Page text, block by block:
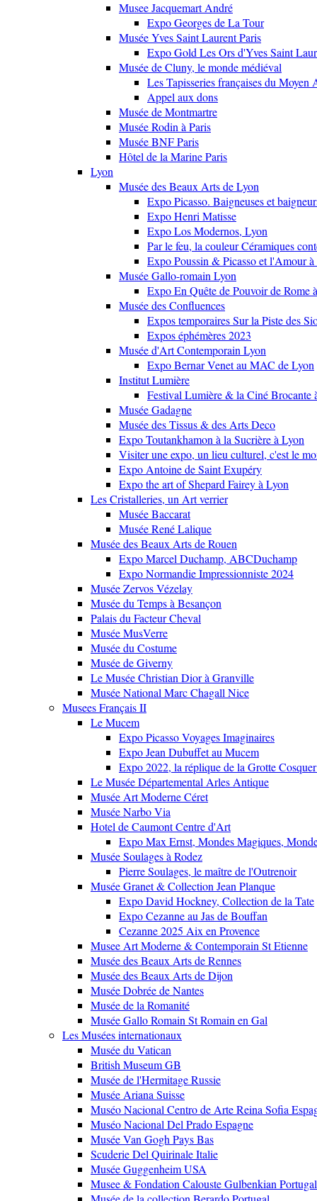
Musee Jacquemart André
Expo Georges de La Tour
Musée Yves Saint Laurent Paris
Expo Gold Les Ors d'Yves Saint
Musée de Cluny, le monde médiéval
Les Tapisseries françaises du Moyen
Appel aux dons
Musée de Montmartre
Musée Rodin à Paris
Musée BNF Paris
Hôtel de la Marine Paris
Lyon
Musée des Beaux Arts de Lyon
Expo Picasso. Baigneuses et
Expo Henri Matisse
Expo Los Modernos, Lyon
Par le feu, la couleur Céramiques
Expo Poussin & Picasso et l'Amour
Musée Gallo-romain Lyon
Expo En Quête de Pouvoir de Rome
Musée des Confluences
Expos temporaires Sur la Piste des
Expos éphémères 2023
Musée d'Art Contemporain Lyon
Expo Bernar Venet au MAC de Lyon
Institut Lumière
Festival Lumière & la Ciné Brocante
Musée Gadagne
Musée des Tissus & des Arts Deco
Expo Toutankhamon à la Sucrière à Lyon
Visiter une expo, un lieu culturel, c'est le
Expo Antoine de Saint Exupéry
Expo the art of Shepard Fairey à Lyon
Les Cristalleries, un Art verrier
Musée Baccarat
Musée René Lalique
Musée des Beaux Arts de Rouen
Expo Marcel Duchamp, ABCDuchamp
Expo Normandie Impressionniste 2024
Musée Zervos Vézelay
Musée du Temps à Besançon
Palais du Facteur Cheval
Musée MusVerre
Musée du Costume
Musée de Giverny
Le Musée Christian Dior à Granville
Musée National Marc Chagall Nice
Musees Français II
Le Mucem
Expo Picasso Voyages Imaginaires
Expo Jean Dubuffet au Mucem
Expo 2022, la réplique de la Grotte
Le Musée Départemental Arles Antique
Musée Art Moderne Céret
Musée Narbo Via
Hotel de Caumont Centre d'Art
Expo Max Ernst, Mondes Magiques,
Musée Soulages à Rodez
Pierre Soulages, le maître de l'Outrenoir
Musée Granet & Collection Jean Planque
Expo David Hockney, Collection de la Tate
Expo Cezanne au Jas de Bouffan
Cezanne 2025 Aix en Provence
Musee Art Moderne & Contemporain St Etienne
Musée des Beaux Arts de Rennes
Musée des Beaux Arts de Dijon
Musée Dobrée de Nantes
Musée de la Romanité
Musée Gallo Romain St Romain en Gal
Les Musées internationaux
Musée du Vatican
British Museum GB
Musée de l'Hermitage Russie
Musée Ariana Suisse
Muséo Nacional Centro de Arte Reina Sofia
Muséo Nacional Del Prado Espagne
Musée Van Gogh Pays Bas
Scuderie Del Quirinale Italie
Musée Guggenheim USA
Musee & Fondation Calouste Gulbenkian Portugal